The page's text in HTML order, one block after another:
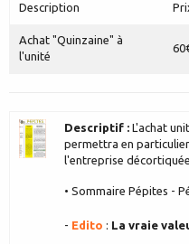
Description
Achat "Quinzaine" à
l'unité
Descriptif : L'achat
permettra en
l'entreprise
• Sommaire Pépites -
- Edito : La vraie